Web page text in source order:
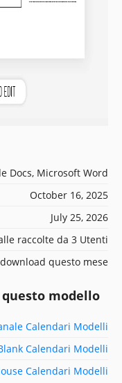
Docs, Microsoft Word
October 16, 2025
July 25, 2026
raccolte da 3 Utenti
questo mese
modello
Calendari Modelli
Calendari Modelli
Calendari Modelli